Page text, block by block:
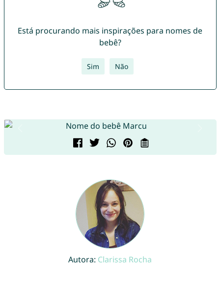
Está procurando mais inspirações para nomes de
bebê?
Sim Não
Autora: Clarissa Rocha